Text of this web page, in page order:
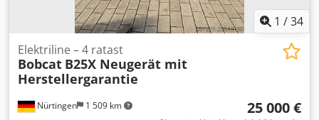
1 /34
Nürtingen 1 509 km
Elektriline – 4 ratast
Bobcat B25X Neugerät mit
Herstellergarantie
25 000 €